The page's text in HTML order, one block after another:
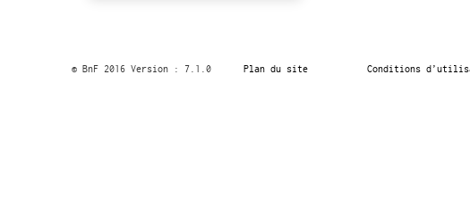
© BnF 2016 Version : 7.1.0 Plan du site Conditions